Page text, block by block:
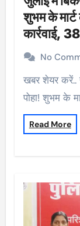
शुभम के मार्ट
कार्रवाई,
No
खबर शेयर करें.. जुलाई में बिकने लगा अगस्त की पैकेजिंग वाला
पोहा! शुभम के
Read More